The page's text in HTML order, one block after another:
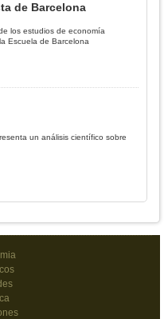
de Barcelona
los estudios de economía
Escuela de Barcelona
un análisis científico sobre